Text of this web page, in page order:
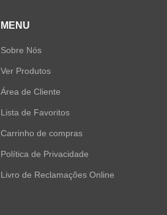
MENU
Sobre Nós
Ver Produtos
Área de Cliente
Lista de Favoritos
Carrinho de compras
Política de Privacidade
Livro de Reclamações Online